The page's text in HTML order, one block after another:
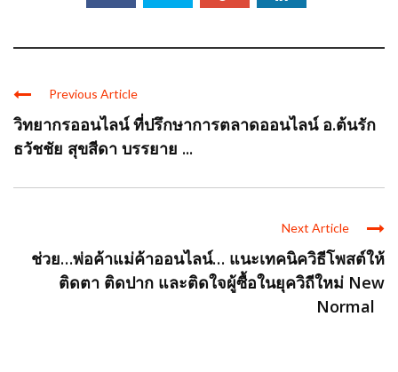
Previous Article
วิทยากรออนไลน์ ที่ปรึกษาการตลาดออนไลน์ อ.ต้นรัก
ธวัชชัย สุขสีดา บรรยาย ...
Next Article
ช่วย…พ่อค้าแม่ค้าออนไลน์… แนะเทคนิควิธีโพสต์ให้
ติดตา ติดปาก และติดใจผู้ซื้อในยุควิถีใหม่ New
Normal